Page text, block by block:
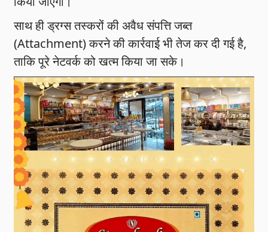
साथ ही ड्रग्स तस्करों की अवैध संपत्ति जब्त
(Attachment) करने की कार्रवाई भी तेज कर दी गई है,
ताकि पूरे नेटवर्क को खत्म किया जा सके।